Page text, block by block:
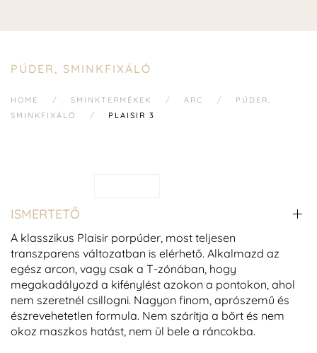
PÚDER, SMINKFIXÁLÓ
HOME SMINKTERMÉKEK ARC
PÚDER,
SMINKFIXÁLÓ
PLAISIR 3
ISMERTETŐ
A klasszikus Plaisir porpúder, most teljesen
transzparens változatban is elérhető. Alkalmazd az
egész arcon, vagy csak a T-zónában, hogy
megakadályozd a kifénylést azokon a pontokon, ahol
nem szeretnél csillogni. Nagyon finom, aprószemű és
észrevehetetlen formula. Nem szárítja a bőrt és nem
okoz maszkos hatást, nem ül bele a ráncokba.